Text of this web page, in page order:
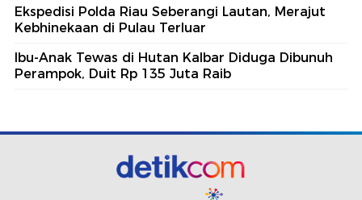
Ekspedisi Polda Riau Seberangi Lautan, Merajut
Kebhinekaan di Pulau Terluar
Ibu-Anak Tewas di Hutan Kalbar Diduga Dibunuh
Perampok, Duit Rp 135 Juta Raib